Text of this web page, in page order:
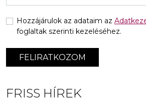
FELIRATKOZOM
Hozzájárulok az adataim az
foglaltak szerinti kezeléséhez.
FRISS HÍREK